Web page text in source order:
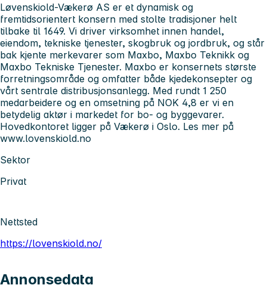
Løvenskiold-Vækerø AS er et dynamisk og
fremtidsorientert konsern med stolte tradisjoner helt
tilbake til 1649. Vi driver virksomhet innen handel,
eiendom, tekniske tjenester, skogbruk og jordbruk, og står
bak kjente merkevarer som Maxbo, Maxbo Teknikk og
Maxbo Tekniske Tjenester. Maxbo er konsernets største
forretningsområde og omfatter både kjedekonsepter og
vårt sentrale distribusjonsanlegg. Med rundt 1 250
medarbeidere og en omsetning på NOK 4,8 er vi en
betydelig aktør i markedet for bo- og byggevarer.
Hovedkontoret ligger på Vækerø i Oslo. Les mer på
www.lovenskiold.no
Sektor
Privat
Nettsted
https://lovenskiold.no/
Annonsedata